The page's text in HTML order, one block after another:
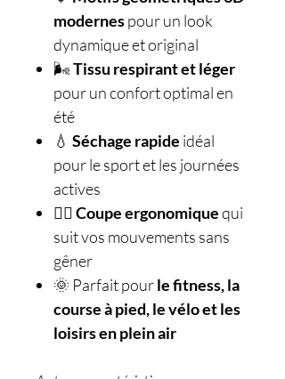
modernespour un look
dynamique et original
🌬️Tissu respirant et léger
pour un confort optimal en
été
💧 Séchage rapide idéal
pour le sport et les journées
actives
🏃‍♂️Coupe ergonomiquequi
suit vos mouvements sans
gêner
🌞 Parfait pourle fitness, la
course à pied, le vélo et les
loisirs en plein air